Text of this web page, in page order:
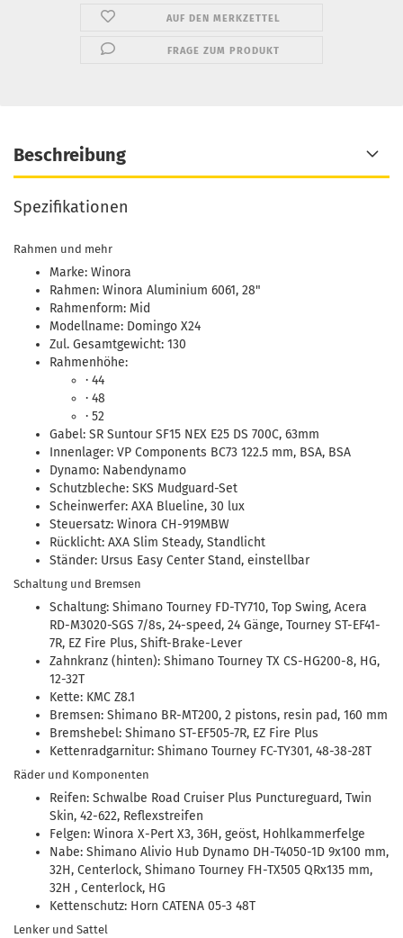
AUF DEN MERKZETTEL
FRAGE ZUM PRODUKT
Beschreibung
Spezifikationen
Rahmen und mehr
Marke: Winora
Rahmen: Winora Aluminium 6061, 28"
Rahmenform: Mid
Modellname: Domingo X24
Zul. Gesamtgewicht: 130
Rahmenhöhe:
· 44
· 48
· 52
Gabel: SR Suntour SF15 NEX E25 DS 700C, 63mm
Innenlager: VP Components BC73 122.5 mm, BSA, BSA
Dynamo: Nabendynamo
Schutzbleche: SKS Mudguard-Set
Scheinwerfer: AXA Blueline, 30 lux
Steuersatz: Winora CH-919MBW
Rücklicht: AXA Slim Steady, Standlicht
Ständer: Ursus Easy Center Stand, einstellbar
Schaltung und Bremsen
Schaltung: Shimano Tourney FD-TY710, Top Swing, Acera
RD-M3020-SGS 7/8s, 24-speed, 24 Gänge, Tourney ST-EF41-
7R, EZ Fire Plus, Shift-Brake-Lever
Zahnkranz (hinten): Shimano Tourney TX CS-HG200-8, HG,
12-32T
Kette: KMC Z8.1
Bremsen: Shimano BR-MT200, 2 pistons, resin pad, 160 mm
Bremshebel: Shimano ST-EF505-7R, EZ Fire Plus
Kettenradgarnitur: Shimano Tourney FC-TY301, 48-38-28T
Räder und Komponenten
Reifen: Schwalbe Road Cruiser Plus Punctureguard, Twin
Skin, 42-622, Reflexstreifen
Felgen: Winora X-Pert X3, 36H, geöst, Hohlkammerfelge
Nabe: Shimano Alivio Hub Dynamo DH-T4050-1D 9x100 mm,
32H, Centerlock, Shimano Tourney FH-TX505 QRx135 mm,
32H , Centerlock, HG
Kettenschutz: Horn CATENA 05-3 48T
Lenker und Sattel